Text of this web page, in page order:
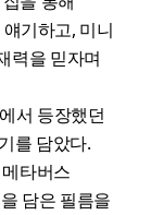
기하고, 미니
력을 믿자며
서 등장했던
를 담았다.
타버스
담은 필름을